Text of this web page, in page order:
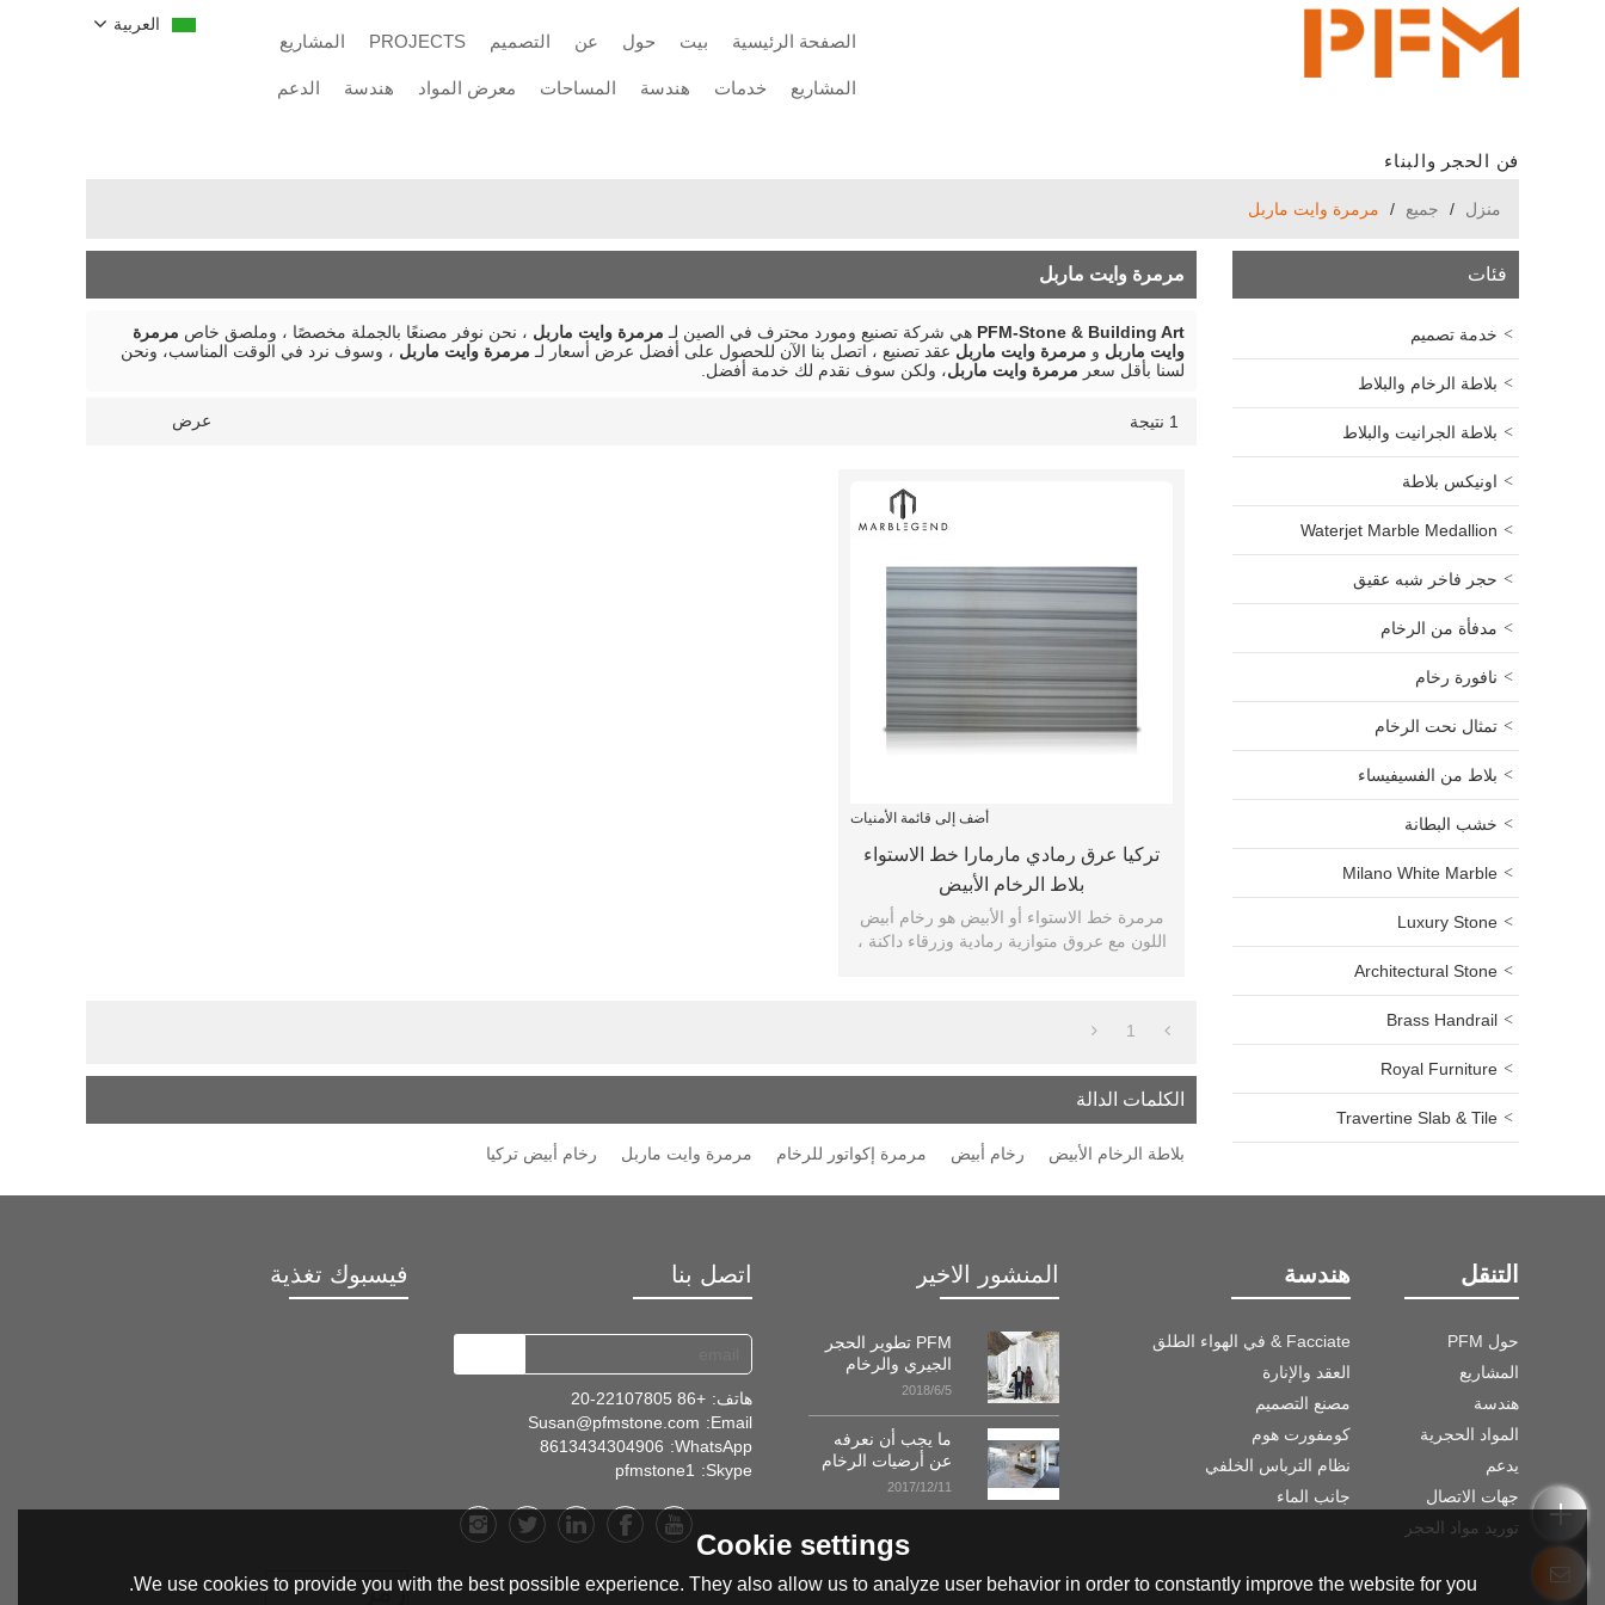
فن الحجر والبناء
العربية
الصفحة الرئيسية بيت حول عن التصميم PROJECTS المشاريع
المشاريع خدمات هندسة المساحات معرض المواد هندسة الدعم
منزل / جميع / مرمرة وايت ماربل
فئات
خدمة تصميم
بلاطة الرخام والبلاط
بلاطة الجرانيت والبلاط
اونيكس بلاطة
Waterjet Marble Medallion
حجر فاخر شبه عقيق
مدفأة من الرخام
نافورة رخام
تمثال نحت الرخام
بلاط من الفسيفيساء
خشب البطانة
Milano White Marble
Luxury Stone
Architectural Stone
Brass Handrail
Royal Furniture
Travertine Slab & Tile
مرمرة وايت ماربل
PFM-Stone & Building Art هي شركة تصنيع ومورد محترف في الصين لـ مرمرة وايت ماربل ، نحن نوفر مصنعًا بالجملة مخصصًا ، وملصق خاص مرمرة
وايت ماربل و مرمرة وايت ماربل عقد تصنيع ، اتصل بنا الآن للحصول على أفضل عرض أسعار لـ مرمرة وايت ماربل ، وسوف نرد في الوقت المناسب، ونحن
لسنا بأقل سعر مرمرة وايت ماربل، ولكن سوف نقدم لك خدمة أفضل.
1 نتيجة عرض قائمة
أضف إلى قائمة الأمنيات
تركيا عرق رمادي مارمارا خط الاستواء
بلاط الرخام الأبيض
مرمرة خط الاستواء أو الأبيض هو رخام أبيض
اللون مع عروق متوازية رمادية وزرقاء داكنة ،
1
الكلمات الدالة
بلاطة الرخام الأبيض رخام أبيض مرمرة إكواتور للرخام مرمرة وايت ماربل رخام أبيض تركيا
التنقل
حول PFM
المشاريع
هندسة
المواد الحجرية
يدعم
جهات الاتصال
توريد مواد الحجر
هندسة
Facciate & في الهواء الطلق
العقد والإنارة
مصنع التصميم
كومفورت هوم
نظام الترباس الخلفي
جانب الماء
المنشور الاخير
PFM تطوير الحجر
الجيري والرخام
المحاجر في
2018/6/5
ما يجب أن نعرفه
عن أرضيات الرخام
2017/12/11
اتصل بنا
هاتف: +86 20-22107805
Email:
Susan@pfmstone.com
WhatsApp:
8613434304906
Skype:
pfmstone1
فيسبوك تغذية
رمز
Cookie settings
We use cookies to provide you with the best possible experience. They also allow us to analyze user behavior in order to constantly improve the website for you.